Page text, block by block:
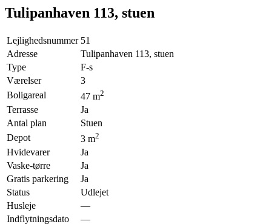
Tulipanhaven 113, stuen
Lejlighedsnummer 51
Adresse
Tulipanhaven 113, stuen
Type
F-s
Værelser
3
Boligareal
47 m2
Terrasse
Ja
Antal plan
Stuen
Depot
3 m2
Hvidevarer
Ja
Vaske-tørre
Ja
Gratis parkering
Ja
Status
Udlejet
Husleje
—
Indflytningsdato
—